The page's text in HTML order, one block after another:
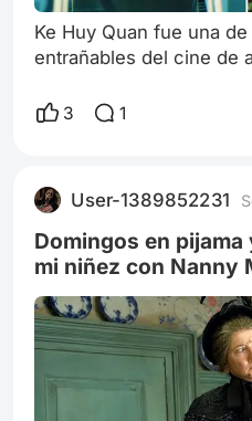
Ke Huy Quan fue una
entrañables del cine de
como Short Round en
del cine. Poco después,
Data en The Goonies
marcó a toda una
como una pro
3 1
User-1389852231
Domingos en
mi niñez con Nanny